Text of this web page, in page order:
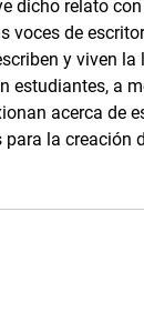
dicho relato con
voces de
y viven la
estudiantes, a
acerca de
la creación